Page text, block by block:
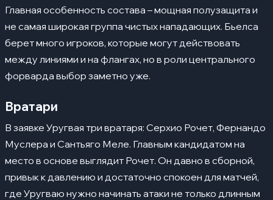
Главная особенность состава – мощная полузащита и
не самая широкая группа чистых нападающих. Бьелса
берет много игроков, которые могут действовать
между линиями и на флангах, но в роли центрального
форварда выбор заметно уже.
Вратари
В заявке Уругвая три вратаря: Серхио Рочет, Фернандо
Муслера и Сантьяго Меле. Главным кандидатом на
место в основе выглядит Рочет. Он давно в сборной,
привык к давлению и достаточно спокоен для матчей,
где Уругваю нужно начинать атаки не только длинным